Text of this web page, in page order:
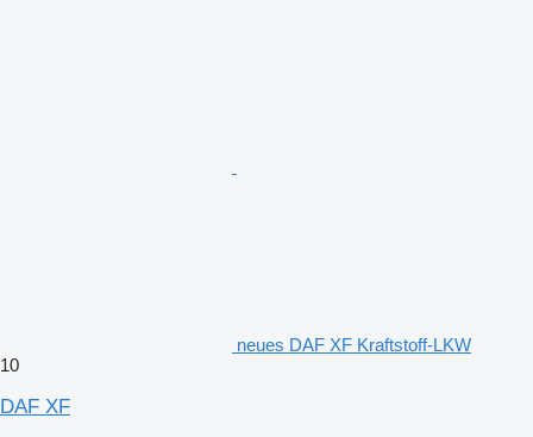
neues DAF XF Kraftstoff-LKW
10
DAF XF